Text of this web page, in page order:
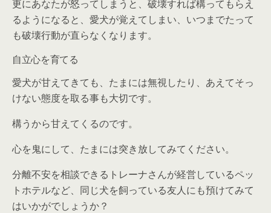
更にあなたが怒ってしまうと、破壊すれば構ってもらえ
るようになると、愛犬が覚えてしまい、いつまでたって
も破壊行動が直らなくなります。
自立心を育てる
愛犬が甘えてきても、たまには無視したり、あえてそっ
けない態度を取る事も大切です。
構うから甘えてくるのです。
心を鬼にして、たまには突き放してみてください。
分離不安を相談できるトレーナさんが経営しているペッ
トホテルなど、同じ犬を飼っている友人にも預けてみて
はいかがでしょうか？